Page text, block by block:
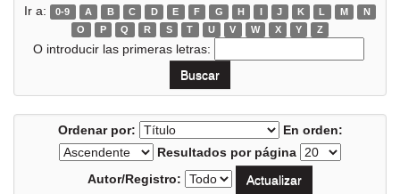
Ir a: 0-9 A B C D E F G H I J K L M
N
O
P Q R S T U V W X Y Z
O introducir las primeras letras:
Ordenar por:
En orden:
Resultados por página
Autor/Registro: